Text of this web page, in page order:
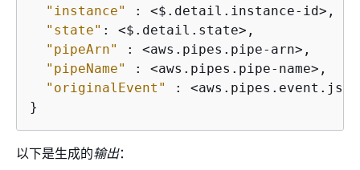
"instance"
: <$.detail.instance-id>,
"state" : <$.detail.state>,
"pipeArn"
: <aws.pipes.pipe-arn>,
"pipeName"
: <aws.pipes.pipe-name>,
"originalEvent"
:
}
以下是生成的输出：